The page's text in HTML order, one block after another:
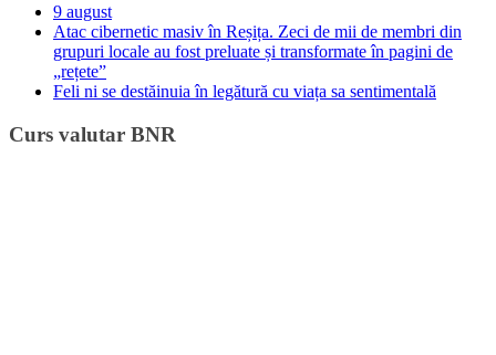
9 august
Atac cibernetic masiv în Reșița. Zeci de mii de membri din
grupuri locale au fost preluate și transformate în pagini de
„rețete”
Feli ni se destăinuia în legătură cu viața sa sentimentală
Curs valutar BNR